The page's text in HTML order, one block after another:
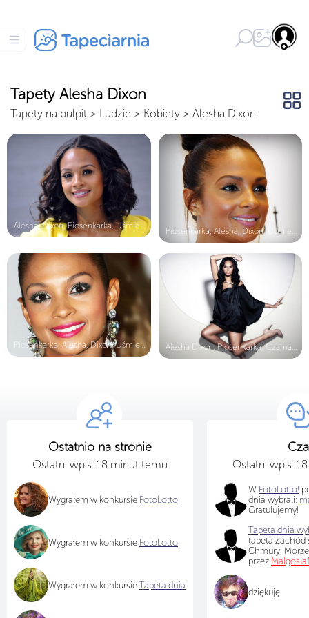
Tapety Alesha Dixon
Tapety na pulpit > Ludzie > Kobiety > Alesha Dixon
Alesha, Dixon, Piosenkarka, Uśmiech...
Piosenkarka, Alesha, Dixon, Uśmiech...
Piosenkarka, Alesha, Dixon, Uśmiech... Alesha Dixon, Piosenkarka, Czarna, ...
Ostatnio na stronie
Ostatni wpis: 18 minut temu
Wygrałem w konkursie FotoLotto
Wygrałem w konkursie FotoLotto
Wygrałem w konkursie Tapeta dnia
Ostatni wpis:
W FotoLotto!
dnia wybrali:
Gratulujemy!
Tapeta dnia
tapeta Zachód
Chmury,
przez
dziękuję